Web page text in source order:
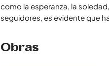
como la esperanza, la
seguidores, es evidente que
Obras